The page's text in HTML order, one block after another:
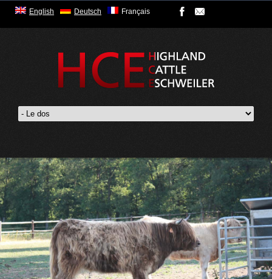
English Deutsch Français